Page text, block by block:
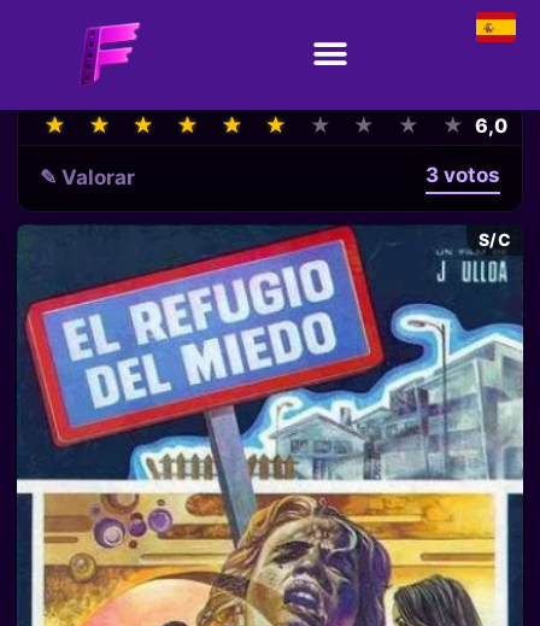
★
★ ★
★ ★
★ ★
★ ★
★ ★
★ ★
★ ★
★ ★
★ ★
★ 6,0
✎ Valorar 3 votos
S/C